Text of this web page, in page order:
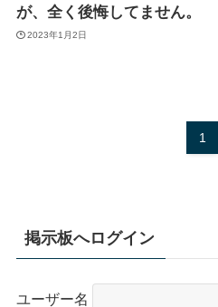
が、全く後悔してません。
2023年1月2日
1
掲示板へログイン
ユーザー名